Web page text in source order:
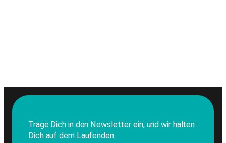
Trage Dich in den Newsletter ein, und wir halten
Dich auf dem Laufenden.